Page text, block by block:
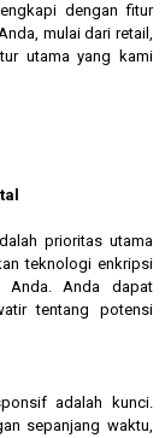
dengan fitur
mulai dari retail,
utama yang kami
prioritas utama
teknologi enkripsi
Anda. Anda dapat
tentang potensi
adalah kunci.
sepanjang waktu,